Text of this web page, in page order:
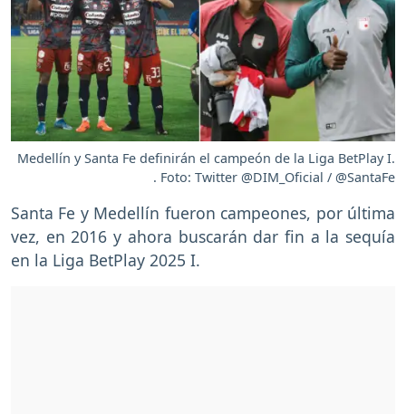
Medellín y Santa Fe definirán el campeón de la Liga BetPlay I.
. Foto: Twitter @DIM_Oficial / @SantaFe
Santa Fe y Medellín fueron campeones, por última
vez, en 2016 y ahora buscarán dar fin a la sequía
en la Liga BetPlay 2025 I.